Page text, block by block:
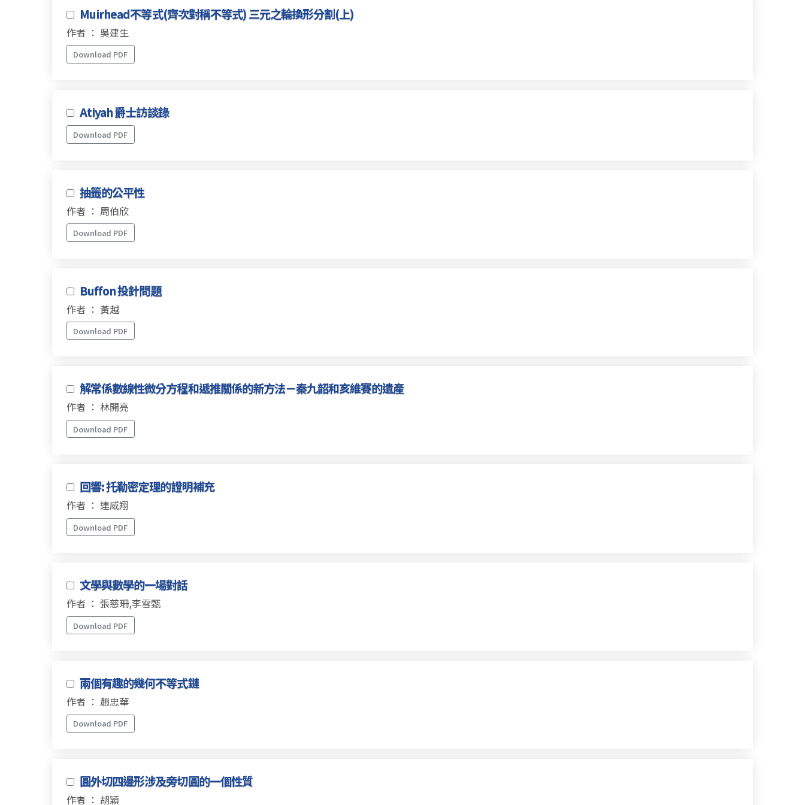
Muirhead不等式(齊次對稱不等式) 三元之輪換形分割(上)
作者 ： 吳建生
Download PDF
Atiyah 爵士訪談錄
Download PDF
抽籤的公平性
作者 ： 周伯欣
Download PDF
Buffon 投針問題
作者 ： 黃越
Download PDF
解常係數線性微分方程和遞推關係的新方法－秦九韶和亥維賽的遺產
作者 ： 林開亮
Download PDF
回響: 托勒密定理的證明補充
作者 ： 連威翔
Download PDF
文學與數學的一場對話
作者 ： 張慈珊,李雪甄
Download PDF
兩個有趣的幾何不等式鏈
作者 ： 趙忠華
Download PDF
圓外切四邊形涉及旁切圓的一個性質
作者 ： 胡穎